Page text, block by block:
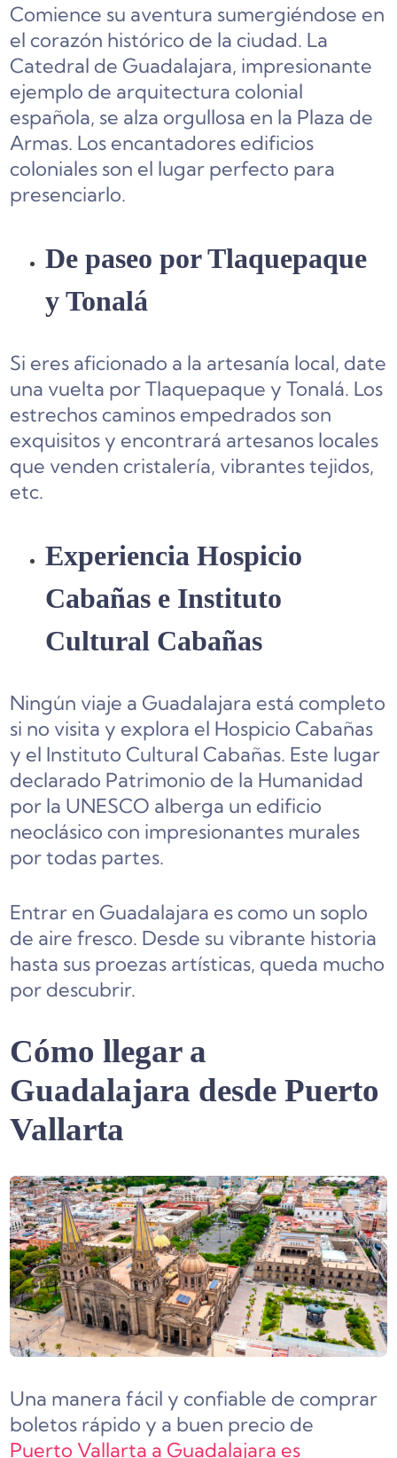
Comience su aventura sumergiéndose en
el corazón histórico de la ciudad. La
Catedral de Guadalajara, impresionante
ejemplo de arquitectura colonial
española, se alza orgullosa en la Plaza de
Armas. Los encantadores edificios
coloniales son el lugar perfecto para
presenciarlo.
De paseo por Tlaquepaque
y Tonalá
Si eres aficionado a la artesanía local, date
una vuelta por Tlaquepaque y Tonalá. Los
estrechos caminos empedrados son
exquisitos y encontrará artesanos locales
que venden cristalería, vibrantes tejidos,
etc.
Experiencia Hospicio
Cabañas e Instituto
Cultural Cabañas
Ningún viaje a Guadalajara está completo
si no visita y explora el Hospicio Cabañas
y el Instituto Cultural Cabañas. Este lugar
declarado Patrimonio de la Humanidad
por la UNESCO alberga un edificio
neoclásico con impresionantes murales
por todas partes.
Entrar en Guadalajara es como un soplo
de aire fresco. Desde su vibrante historia
hasta sus proezas artísticas, queda mucho
por descubrir.
Cómo llegar a
Guadalajara desde Puerto
Vallarta
Una manera fácil y confiable de comprar
boletos rápido y a buen precio de
Puerto Vallarta a Guadalajara es